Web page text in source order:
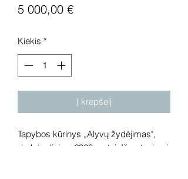
5 000,00 €Price
Kiekis *
Į krepšelį
Tapybos kūrinys „Alyvų žydėjimas",
drobė, aliejus, 2023 metai. Išmatavimai: